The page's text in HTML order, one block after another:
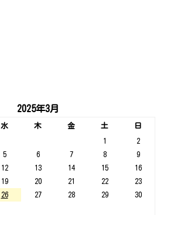
2025年3月
水 木 金 土
日
1
2
5 6 7 8
9
12 13 14 15
16
19 20 21 22
23
26 27 28 29
30